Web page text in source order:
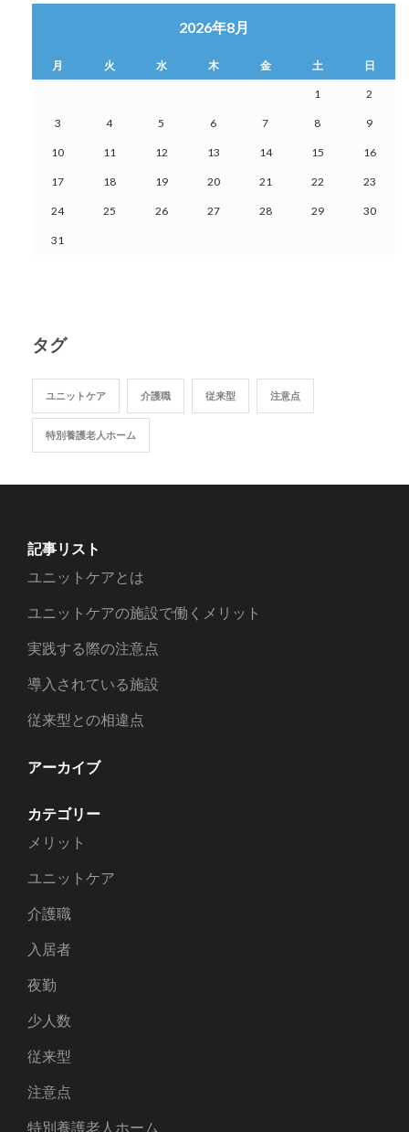
2026年8月
月 火 水 木 金 土 日
1 2
3 4 5 6 7 8 9
10 11 12 13 14 15 16
17 18 19 20 21 22 23
24 25 26 27 28 29 30
31
タグ
ユニットケア 介護職 従来型 注意点
特別養護老人ホーム
記事リスト
ユニットケアとは
ユニットケアの施設で働くメリット
実践する際の注意点
導入されている施設
従来型との相違点
アーカイブ
カテゴリー
メリット
ユニットケア
介護職
入居者
夜勤
少人数
従来型
注意点
特別養護老人ホーム